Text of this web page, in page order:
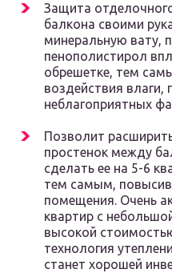
Защита
балкона своими
минеральную вату,
пенополистирол
обрешетке, тем
воздействия влаги,
неблагоприятных
Позволит
простенок между
сделать ее на 5-6
тем самым,
помещения. Очень
квартир с
высокой
технология
станет хорошей